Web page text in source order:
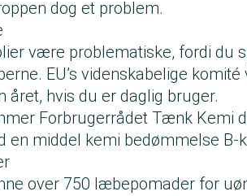
dog et problem.
være problematiske, fordi du
EU’s videnskabelige komité
hvis du er daglig bruger.
Forbrugerrådet Tænk Kemi
middel kemi bedømmelse B-
over 750 læbepomader for